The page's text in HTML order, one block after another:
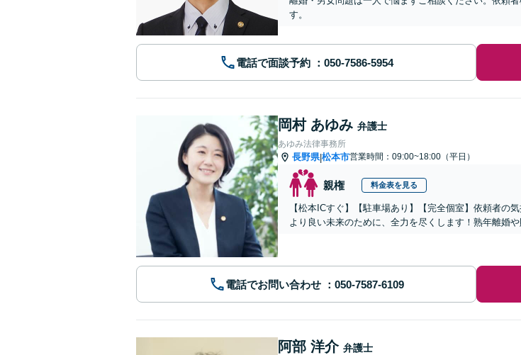
す。
電話で面談予約
岡村 あゆみ 弁護士
あゆみ法律事務所
長野県|松本市営業時間：09:00~18:00（平日）
親権 料金表を見る
【松本ICすぐ】【駐車場あり】【完全個室】依頼者の
より良い未来のために、全力を尽くします！熟年離婚
電話でお問い合わせ
阿部 洋介 弁護士